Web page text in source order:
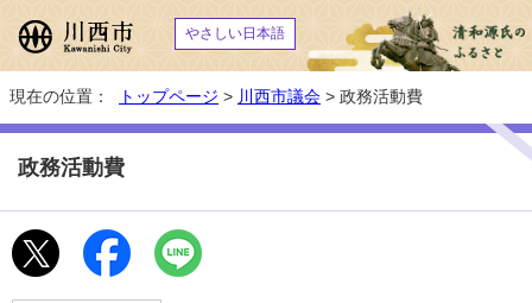
やさしい日本語
現在の位置： トップページ > 川西市議会 > 政務活動費
政務活動費